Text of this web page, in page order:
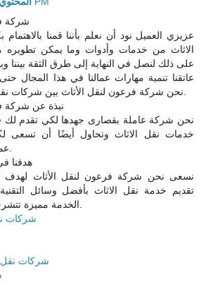
شركة
عزيزي العميل نود أن نعلم بأننا قمنا
الاثاث من خدمات وأدوات وما يمكن
على ذلك لنصل في النهاية إلى طرق الثقة بيننا
عاتقنا تنمية مهارات عمالنا في هذا المجال
نبذة عن شركة
خدمات نقل الاثاث وتحاول أيضًا أن تسعى
هدفنا
تقديم خدمة نقل الاثاث بأفضل وسائل
شركات
شركات نقل